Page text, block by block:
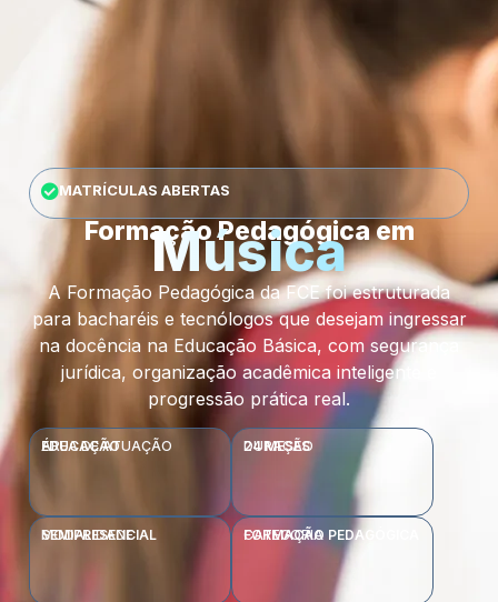
MATRÍCULAS ABERTAS
Formação Pedagógica em
Música
A Formação Pedagógica da FCE foi estruturada
para bacharéis e tecnólogos que desejam ingressar
na docência na Educação Básica, com segurança
jurídica, organização acadêmica inteligente e
progressão prática real.
ÁREA DE ATUAÇÃO
EDUCAÇÃO DURAÇÃO
24 MESES
MODALIDADE
SEMIPRESENCIAL CATEGORIA
FORMAÇÃO PEDAGÓGICA